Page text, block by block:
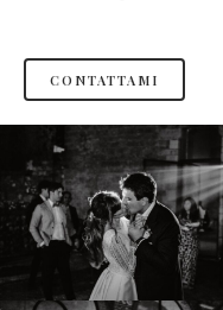
CONTATTAMI